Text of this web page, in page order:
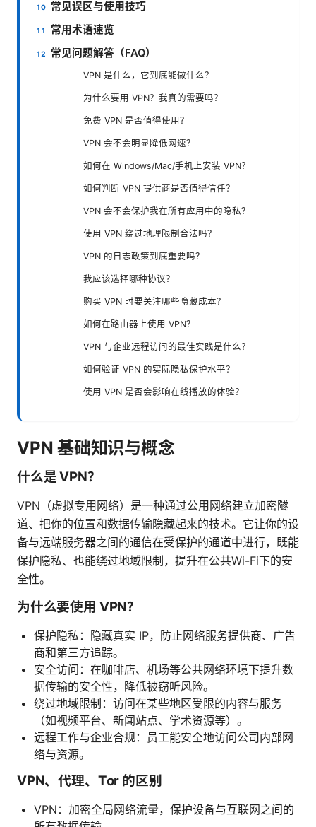
常见误区与使用技巧
常用术语速览
常见问题解答（FAQ）
VPN 是什么，它到底能做什么？
为什么要用 VPN？我真的需要吗？
免费 VPN 是否值得使用？
VPN 会不会明显降低网速？
如何在 Windows/Mac/手机上安装 VPN？
如何判断 VPN 提供商是否值得信任？
VPN 会不会保护我在所有应用中的隐私？
使用 VPN 绕过地理限制合法吗？
VPN 的日志政策到底重要吗？
我应该选择哪种协议？
购买 VPN 时要关注哪些隐藏成本？
如何在路由器上使用 VPN？
VPN 与企业远程访问的最佳实践是什么？
如何验证 VPN 的实际隐私保护水平？
使用 VPN 是否会影响在线播放的体验？
VPN 基础知识与概念
什么是 VPN？
VPN（虚拟专用网络）是一种通过公用网络建立加密隧
道、把你的位置和数据传输隐藏起来的技术。它让你的设
备与远端服务器之间的通信在受保护的通道中进行，既能
保护隐私、也能绕过地域限制，提升在公共Wi-Fi下的安
全性。
为什么要使用 VPN？
保护隐私：隐藏真实 IP，防止网络服务提供商、广告
商和第三方追踪。
安全访问：在咖啡店、机场等公共网络环境下提升数
据传输的安全性，降低被窃听风险。
绕过地域限制：访问在某些地区受限的内容与服务
（如视频平台、新闻站点、学术资源等）。
远程工作与企业合规：员工能安全地访问公司内部网
络与资源。
VPN、代理、Tor 的区别
VPN：加密全局网络流量，保护设备与互联网之间的